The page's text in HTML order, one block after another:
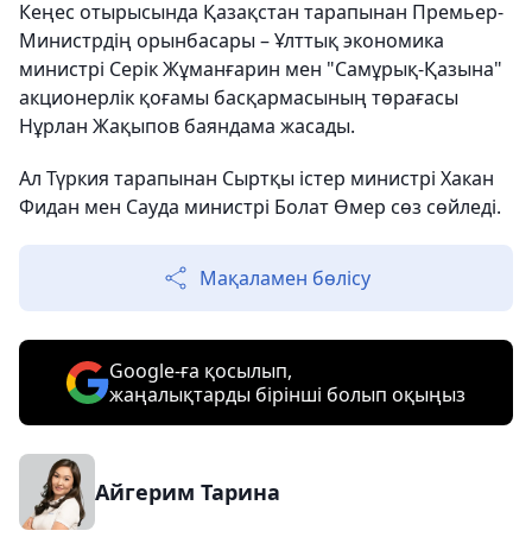
Кеңес отырысында Қазақстан тарапынан Премьер-
Министрдің орынбасары – Ұлттық экономика
министрі Серік Жұманғарин мен "Самұрық-Қазына"
акционерлік қоғамы басқармасының төрағасы
Нұрлан Жақыпов баяндама жасады.
Ал Түркия тарапынан Сыртқы істер министрі Хакан
Фидан мен Сауда министрі Болат Өмер сөз сөйледі.
Мақаламен бөлісу
Google-ға қосылып,
жаңалықтарды бірінші болып оқыңыз
Айгерим Тарина